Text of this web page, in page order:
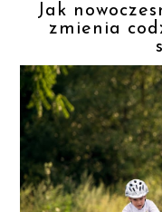
Jak
zmienia